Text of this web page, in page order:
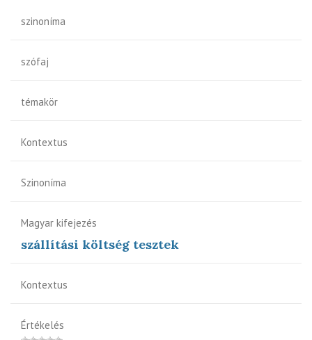
szinoníma
szófaj
témakör
Kontextus
Szinoníma
Magyar kifejezés
szállítási költség tesztek
Kontextus
Értékelés